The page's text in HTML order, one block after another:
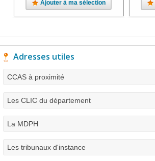
Ajouter à ma sélection
Adresses utiles
CCAS à proximité
Les CLIC du département
La MDPH
Les tribunaux d'instance